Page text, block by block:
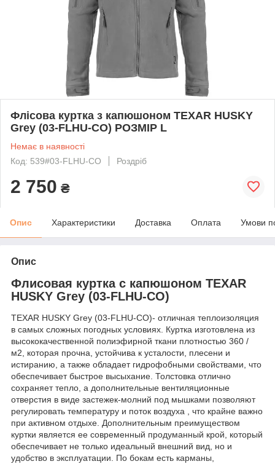
Флісова куртка з капюшоном TEXAR HUSKY
Grey (03-FLHU-CO) РОЗМІР L
Немає в наявності
Код: 539#03-FLHU-CO
Роздріб
2 750 ₴
Опис Характеристики Доставка Оплата Умови
Опис
Флисовая куртка с капюшоном TEXAR
HUSKY Grey (03-FLHU-CO)
TEXAR HUSKY Grey (03-FLHU-CO)- отличная теплоизоляция
в самых сложных погодных условиях. Куртка изготовлена из
высококачественной полиэфирной ткани плотностью 360 /
м2, которая прочна, устойчива к усталости, плесени и
истиранию, а также обладает гидрофобными свойствами, что
обеспечивает быстрое высыхание. Толстовка отлично
сохраняет тепло, а дополнительные вентиляционные
отверстия в виде застежек-молний под мышками позволяют
регулировать температуру и поток воздуха , что крайне важно
при активном отдыхе. Дополнительным преимуществом
куртки является ее современный продуманный крой, который
обеспечивает не только идеальный внешний вид, но и
удобство в эксплуатации. По бокам есть карманы,